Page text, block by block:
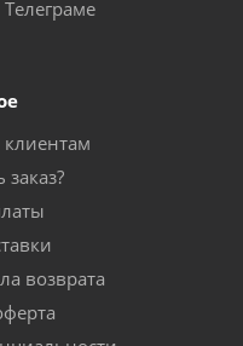
возврата